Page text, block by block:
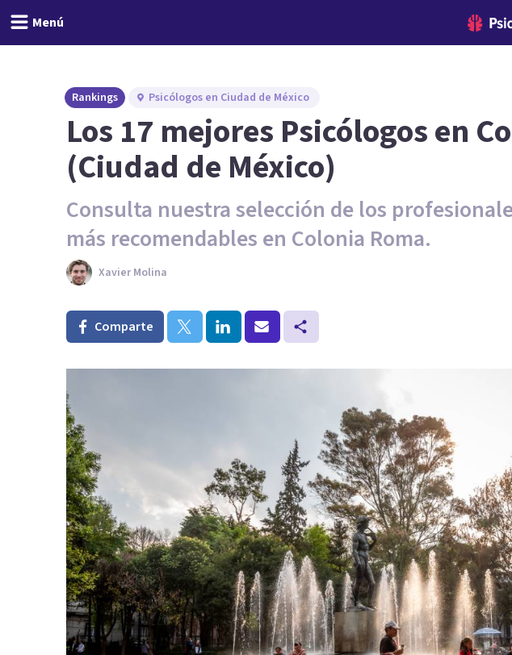
Menú
Rankings Psicólogos en Ciudad de México
Los 17 mejores Psicólogos en
(Ciudad de México)
Consulta nuestra selección de los
más recomendables en Colonia Roma.
Xavier Molina
Comparte